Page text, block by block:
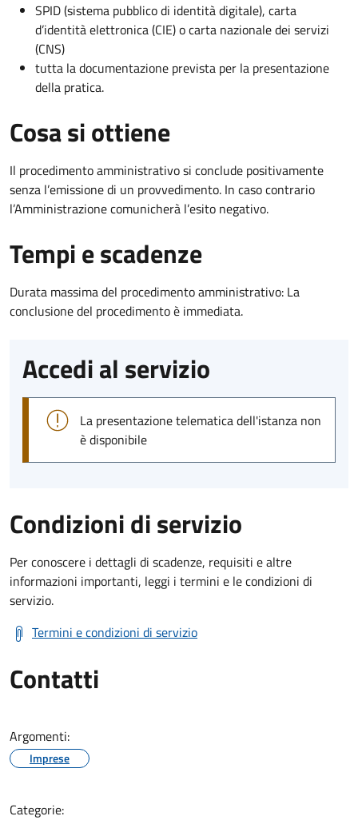
SPID (sistema pubblico di identità digitale), carta
d’identità elettronica (CIE) o carta nazionale dei servizi
(CNS)
tutta la documentazione prevista per la presentazione
della pratica.
Cosa si ottiene
Il procedimento amministrativo si conclude positivamente
senza l’emissione di un provvedimento. In caso contrario
l’Amministrazione comunicherà l’esito negativo.
Tempi e scadenze
Durata massima del procedimento amministrativo: La
conclusione del procedimento è immediata.
Accedi al servizio
La presentazione telematica dell'istanza non
è disponibile
Condizioni di servizio
Per conoscere i dettagli di scadenze, requisiti e altre
informazioni importanti, leggi i termini e le condizioni di
servizio.
Termini e condizioni di servizio
Contatti
Argomenti:
Imprese
Categorie: